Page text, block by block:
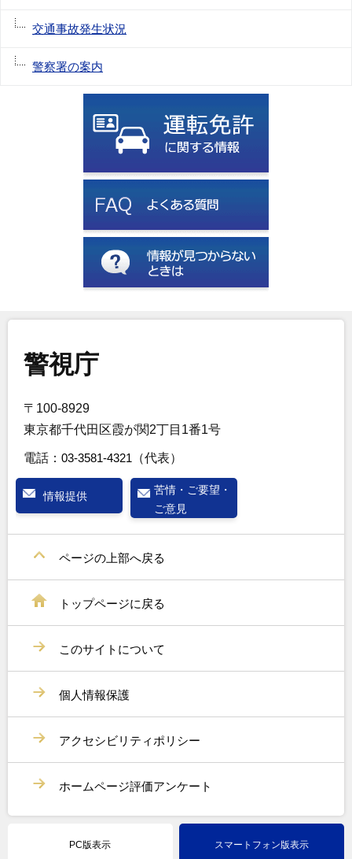
交通事故発生状況
警察署の案内
警視庁
〒100-8929
東京都千代田区霞が関2丁目1番1号
電話： 03-3581-4321 （代表）
情報提供
苦情・ご要望・
ご意見
ページの上部へ戻る
トップページに戻る
このサイトについて
個人情報保護
アクセシビリティポリシー
ホームページ評価アンケート
PC版表示 スマートフォン版表示